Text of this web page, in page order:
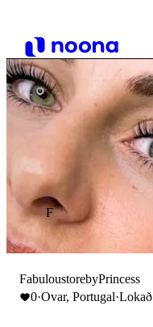
F
FabuloustorebyPrincess
0·Ovar, Portugal·Lokað